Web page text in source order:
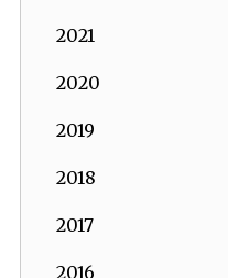
2021
2020
2019
2018
2017
2016